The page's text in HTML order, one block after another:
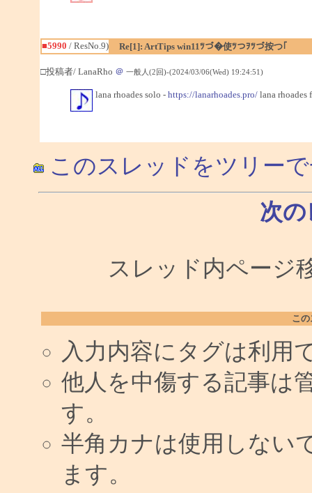
■5990 / ResNo.9) Re[1]: ArtTips win11ﾂづ�使ﾂつｦﾂづ按つ｢
□投稿者/ LanaRho ＠ 一般人(2回)-(2024/03/06(Wed) 19:24:51)
lana rhoades solo - https://lanarhoades.pro/lana rhoades
このスレッドをツリー
次の
スレッド内ページ
こ
入力内容にタグは利用
他人を中傷する記事は
す。
半角カナは使用しない
ます。